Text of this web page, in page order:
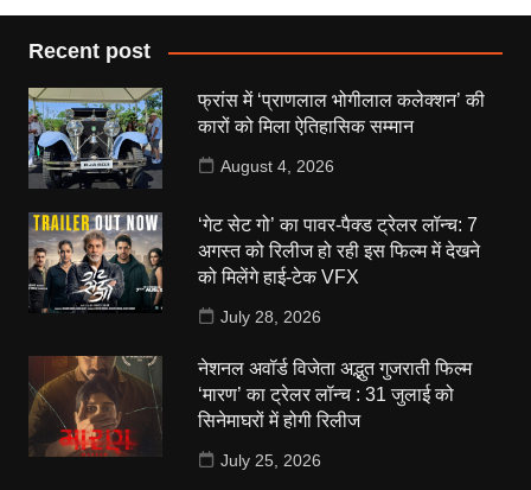
Recent post
फ्रांस में ‘प्राणलाल भोगीलाल कलेक्शन’ की
कारों को मिला ऐतिहासिक सम्मान
August 4, 2026
‘गेट सेट गो’ का पावर-पैक्ड ट्रेलर लॉन्च: 7
अगस्त को रिलीज हो रही इस फिल्म में देखने
को मिलेंगे हाई-टेक VFX
July 28, 2026
नेशनल अवॉर्ड विजेता अद्भुत गुजराती फिल्म
‘मारण’ का ट्रेलर लॉन्च : 31 जुलाई को
सिनेमाघरों में होगी रिलीज
July 25, 2026